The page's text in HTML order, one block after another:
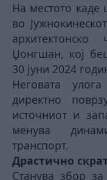
На местото каде
во
Џонгшан, кој
30 јуни 2024
Неговата
директно
источниот и
менува
транспорт.
Драстично
Станува збор